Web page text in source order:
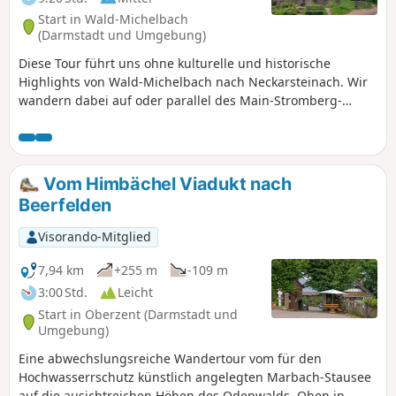
Start in Wald-Michelbach
(Darmstadt und Umgebung)
Diese Tour führt uns ohne kulturelle und historische
Highlights von Wald-Michelbach nach Neckarsteinach. Wir
wandern dabei auf oder parallel des Main-Stromberg-
und schwerpunktmäßig auf Waldpfaden oder zumindest
auf unbefestigten Forstwegen zu wandern. Die Strecke
eignet sich hervorragend, um abzuschalten und einfach
nur zu gehen - keine Sehenswürdigkeiten, keine
Einkehrmöglichkeiten und überhaupt nichts, was ablenkt
auf der Strecke. Dafür kaum Höhenunterschiede und am
Ende der Strecke bieten die Burgen rund um
Neckarsteinach dann doch noch ein kleines Highlight.
Vom Himbächel Viadukt nach
Beerfelden
Visorando-Mitglied
7,94 km
+255 m
-109 m
3:00 Std.
Leicht
Start in Oberzent (Darmstadt und
Umgebung)
Eine abwechslungsreiche Wandertour vom für den
Hochwasserrschutz künstlich angelegten Marbach-Stausee